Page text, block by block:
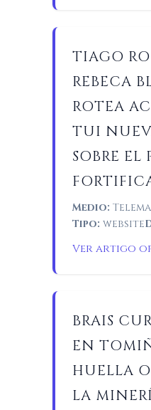
TIAGO
REBECA
ROTEA
TUI
SOBRE EL
Medio:
Tipo: website
Ver artigo
BRAIS
EN
HUELLA
LA